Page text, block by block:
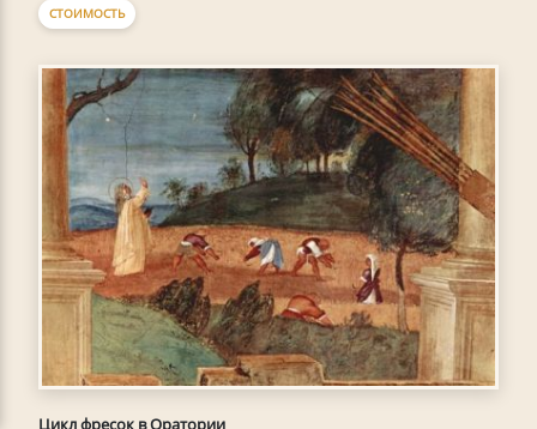
СТОИМОСТЬ
Цикл фресок в Оратории